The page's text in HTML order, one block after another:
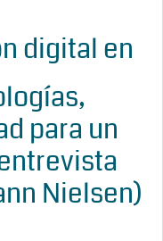
digital en
para un
Nielsen)